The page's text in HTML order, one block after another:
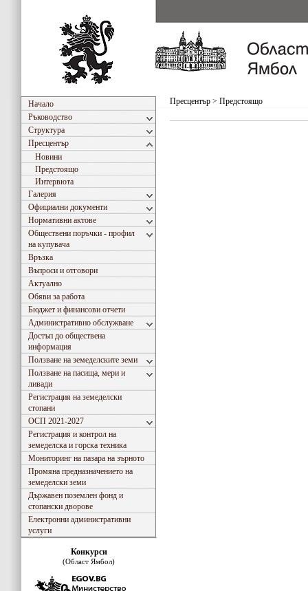
Начало
Ръководство
Структура
Пресцентър
Новини
Предстоящо
Интервюта
Галерия
Официални документи
Нормативни актове
Обществени поръчки - профил
на купувача
Връзка
Въпроси и отговори
Актуално
Обяви за работа
Бюджет и финансови отчети
Административно обслужване
Достъп до обществена
информация
Ползване на земеделските земи
Ползване на пасища, мери и
ливади
Регистрация на земеделски
стопани
ОСП 2021-2027
Регистрация и контрол на
земеделска и горска техника
Мониторинг на пазара на зърното
Промяна предназначението на
земеделски земи
Държавен поземлен фонд и
стопански дворове
Електронни административни
услуги
Конкурси
(Област Ямбол)
Пресцентър > Предстоящо